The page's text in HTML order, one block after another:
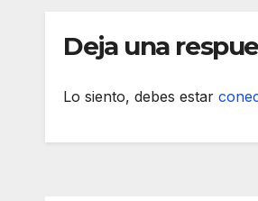
Deja una
Lo siento, debes estar